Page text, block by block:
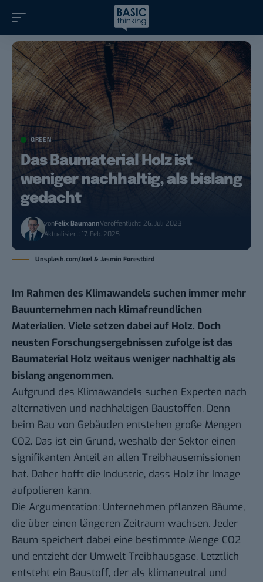
GREEN
Das Baumaterial Holz ist
weniger nachhaltig, als bislang
gedacht
vonFelix BaumannVeröffentlicht: 26. Juli 2023
Aktualisiert: 17. Feb. 2025
Unsplash.com/Joel & Jasmin Førestbird
Im Rahmen des Klimawandels suchen immer mehr
Bauunternehmen nach klimafreundlichen
Materialien. Viele setzen dabei auf Holz. Doch
neusten Forschungsergebnissen zufolge ist das
Baumaterial Holz weitaus weniger nachhaltig als
bislang angenommen.
Aufgrund des Klimawandels suchen Experten nach
alternativen und nachhaltigen Baustoffen. Denn
beim Bau von Gebäuden entstehen große Mengen
CO2. Das ist ein Grund, weshalb der Sektor einen
signifikanten Anteil an allen Treibhausemissionen
hat. Daher hofft die Industrie, dass Holz ihr Image
aufpolieren kann.
Die Argumentation: Unternehmen pflanzen Bäume,
die über einen längeren Zeitraum wachsen. Jeder
Baum speichert dabei eine bestimmte Menge CO2
und entzieht der Umwelt Treibhausgase. Letztlich
entsteht ein Baustoff, der als klimaneutral und